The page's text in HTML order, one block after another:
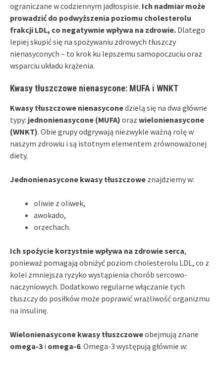
ograniczane w codziennym jadłospisie. Ich nadmiar może
prowadzić do podwyższenia poziomu cholesterolu
frakcji LDL, co negatywnie wpływa na zdrowie. Dlatego
lepiej skupić się na spożywaniu zdrowych tłuszczy
nienasyconych – to krok ku lepszemu samopoczuciu oraz
wsparciu układu krążenia.
Kwasy tłuszczowe nienasycone: MUFA i WNKT
Kwasy tłuszczowe nienasyconedzielą się na dwa główne
typy: jednonienasycone (MUFA) oraz wielonienasycone
(WNKT). Obie grupy odgrywają niezwykle ważną rolę w
naszym zdrowiu i są istotnym elementem zrównoważonej
diety.
Jednonienasycone kwasy tłuszczowe znajdziemy w:
oliwie z oliwek,
awokado,
orzechach.
Ich spożycie korzystnie wpływa na zdrowie serca,
ponieważ pomagają obniżyć poziom cholesterolu LDL, co z
kolei zmniejsza ryzyko wystąpienia chorób sercowo-
naczyniowych. Dodatkowo regularne włączanie tych
tłuszczy do posiłków może poprawić wrażliwość organizmu
na insulinę.
Wielonienasycone kwasy tłuszczoweobejmują znane
omega-3 i omega-6. Omega-3 występują głównie w: